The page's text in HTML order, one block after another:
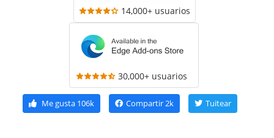
14,000+ usuarios
30,000+ usuarios
Me gusta106k Compartir2k Tuitear